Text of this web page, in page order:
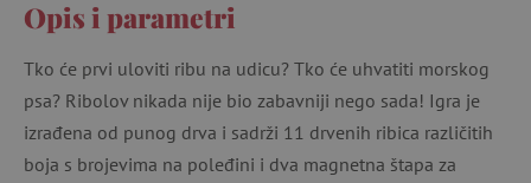
Opis i parametri
Tko će prvi uloviti ribu na udicu? Tko će uhvatiti morskog
psa? Ribolov nikada nije bio zabavniji nego sada! Igra je
izrađena od punog drva i sadrži 11 drvenih ribica različitih
boja s brojevima na poleđini i dva magnetna štapa za